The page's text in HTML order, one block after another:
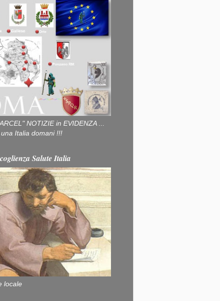
NOTIZIE in EVIDENZA ...
Italia domani !!!
Salute Italia
locale